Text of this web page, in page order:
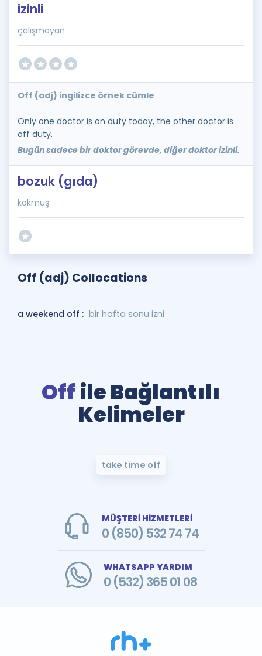
izinli
çalışmayan
Off (adj) ingilizce örnek cümle
Only one doctor is on duty today, the other doctor is
off duty.
Bugün sadece bir doktor görevde, diğer doktor izinli.
bozuk (gıda)
kokmuş
Off (adj) Collocations
a weekend off : bir hafta sonu izni
Off ile Bağlantılı
Kelimeler
take time off
MÜŞTERİ HİZMETLERİ
0 (850) 532 74 74
WHATSAPP YARDIM
0 (532) 365 01 08